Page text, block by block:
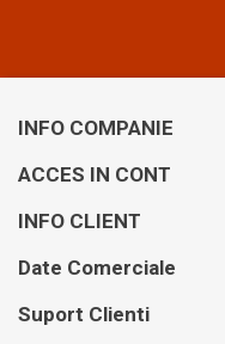
INFO COMPANIE
ACCES IN CONT
INFO CLIENT
Date Comerciale
Suport Clienti